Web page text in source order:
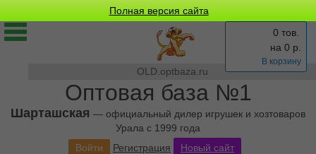
Полная версия сайта
OLD.optbaza.ru
Оптовая база №1
Шарташская — официальный дилер игрушек и хозтоваров
Урала с 1999 года
0 тов.
на 0 р.
В корзину
Войти Регистрация Новый сайт